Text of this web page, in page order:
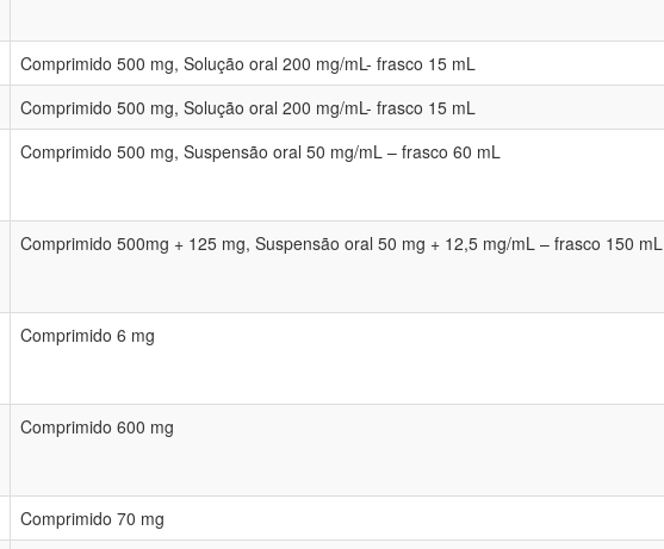
Comprimido 500 mg, Solução oral 200 mg/mL- frasco 15 mL
Comprimido 500 mg, Solução oral 200 mg/mL- frasco 15 mL
Comprimido 500 mg, Suspensão oral 50 mg/mL – frasco 60 mL
Comprimido 500mg + 125 mg, Suspensão oral 50 mg + 12,5 mg/mL – frasco 150 mL
Comprimido 6 mg
Comprimido 600 mg
Comprimido 70 mg